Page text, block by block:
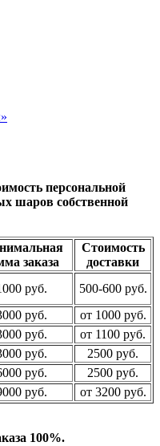
персональной
шаров собственной
заказа
Стоимость
доставки
руб.
500-600 руб.
руб.
от 1000 руб.
руб.
от 1100 руб.
руб.
2500 руб.
руб.
2500 руб.
руб. от 3200 руб.
100%.